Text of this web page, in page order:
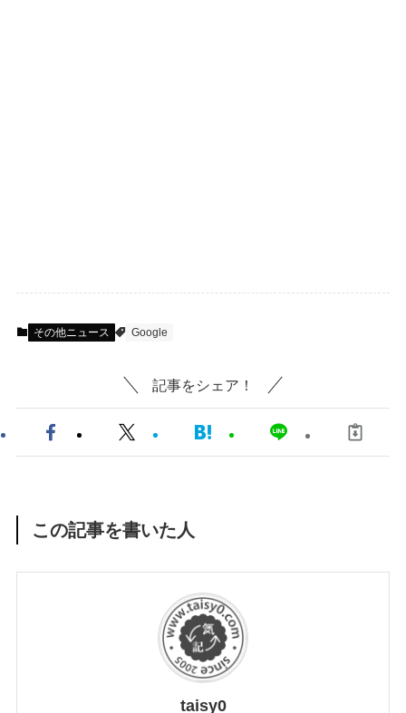
その他ニュース Google
記事をシェア！
この記事を書いた人
taisy0